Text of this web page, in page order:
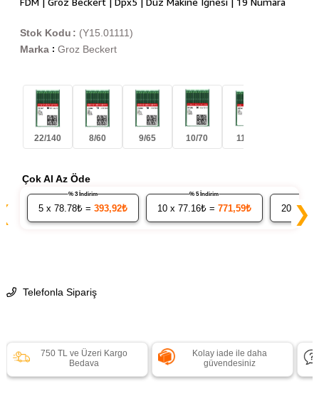
(Y15.01111)
Stok Kodu
Marka : Groz Beckert
22/140 8/60 9/65 10/70 11/75
Çok Al Az Öde
5x 78.78₺ = 393,92₺
% 3 İndirim
10x 77.16₺ = 771,59₺
% 5 İndirim
20x❯
Telefonla Sipariş
750 TL ve Üzeri Kargo
Bedava
Kolay iade ile daha
güvendesiniz